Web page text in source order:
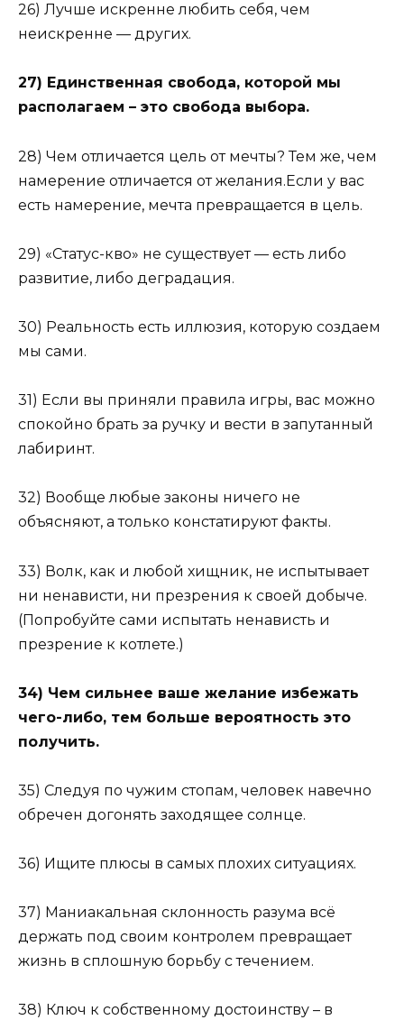
26) Лучше искренне любить себя, чем
неискренне — других.
27) Единственная свобода, которой мы
располагаем – это свобода выбора.
28) Чем отличается цель от мечты? Тем же, чем
намерение отличается от желания.Если у вас
есть намерение, мечта превращается в цель.
29) «Статус-кво» не существует — есть либо
развитие, либо деградация.
30) Реальность есть иллюзия, которую создаем
мы сами.
31) Если вы приняли правила игры, вас можно
спокойно брать за ручку и вести в запутанный
лабиринт.
32) Вообще любые законы ничего не
объясняют, а только констатируют факты.
33) Волк, как и любой хищник, не испытывает
ни ненависти, ни презрения к своей добыче.
(Попробуйте сами испытать ненависть и
презрение к котлете.)
34) Чем сильнее ваше желание избежать
чего-либо, тем больше вероятность это
получить.
35) Следуя по чужим стопам, человек навечно
обречен догонять заходящее солнце.
36) Ищите плюсы в самых плохих ситуациях.
37) Маниакальная склонность разума всё
держать под своим контролем превращает
жизнь в сплошную борьбу с течением.
38) Ключ к собственному достоинству – в